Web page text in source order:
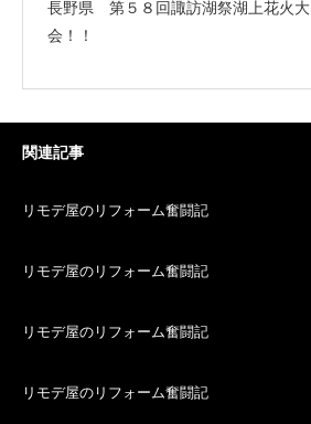
長野県 第５８回諏訪湖祭湖上花火大
会！！
関連記事
リモデ屋のリフォーム奮闘記
リモデ屋のリフォーム奮闘記
リモデ屋のリフォーム奮闘記
リモデ屋のリフォーム奮闘記